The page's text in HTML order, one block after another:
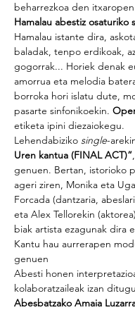
beharrezkoa den
Hamalau abestiz osaturiko
Hamalau istante dira,
baladak, tenpo erdikoak,
gogorrak... Horiek denak
amorrua eta melodia
borroka hori islatu dute,
pasarte sinfonikoekin.
etiketa ipini diezaiokegu.
Lehendabiziko single-
Uren kantua (FINAL ACT)”
genuen. Bertan, istorioko
ageri ziren, Monika eta
Forcada (dantzaria,
eta Alex Tellorekin
biak artista ezagunak dira
Kantu hau aurrerapen
genuen
Abesti honen
kolaboratzaileak izan
Abesbatzako Amaia